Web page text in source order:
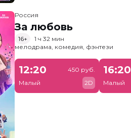
Россия
За любовь
16+
1 ч 32 мин
мелодрама, комедия, фэнтези
12:20
Малый
450 руб.
2D
16:20
Малый